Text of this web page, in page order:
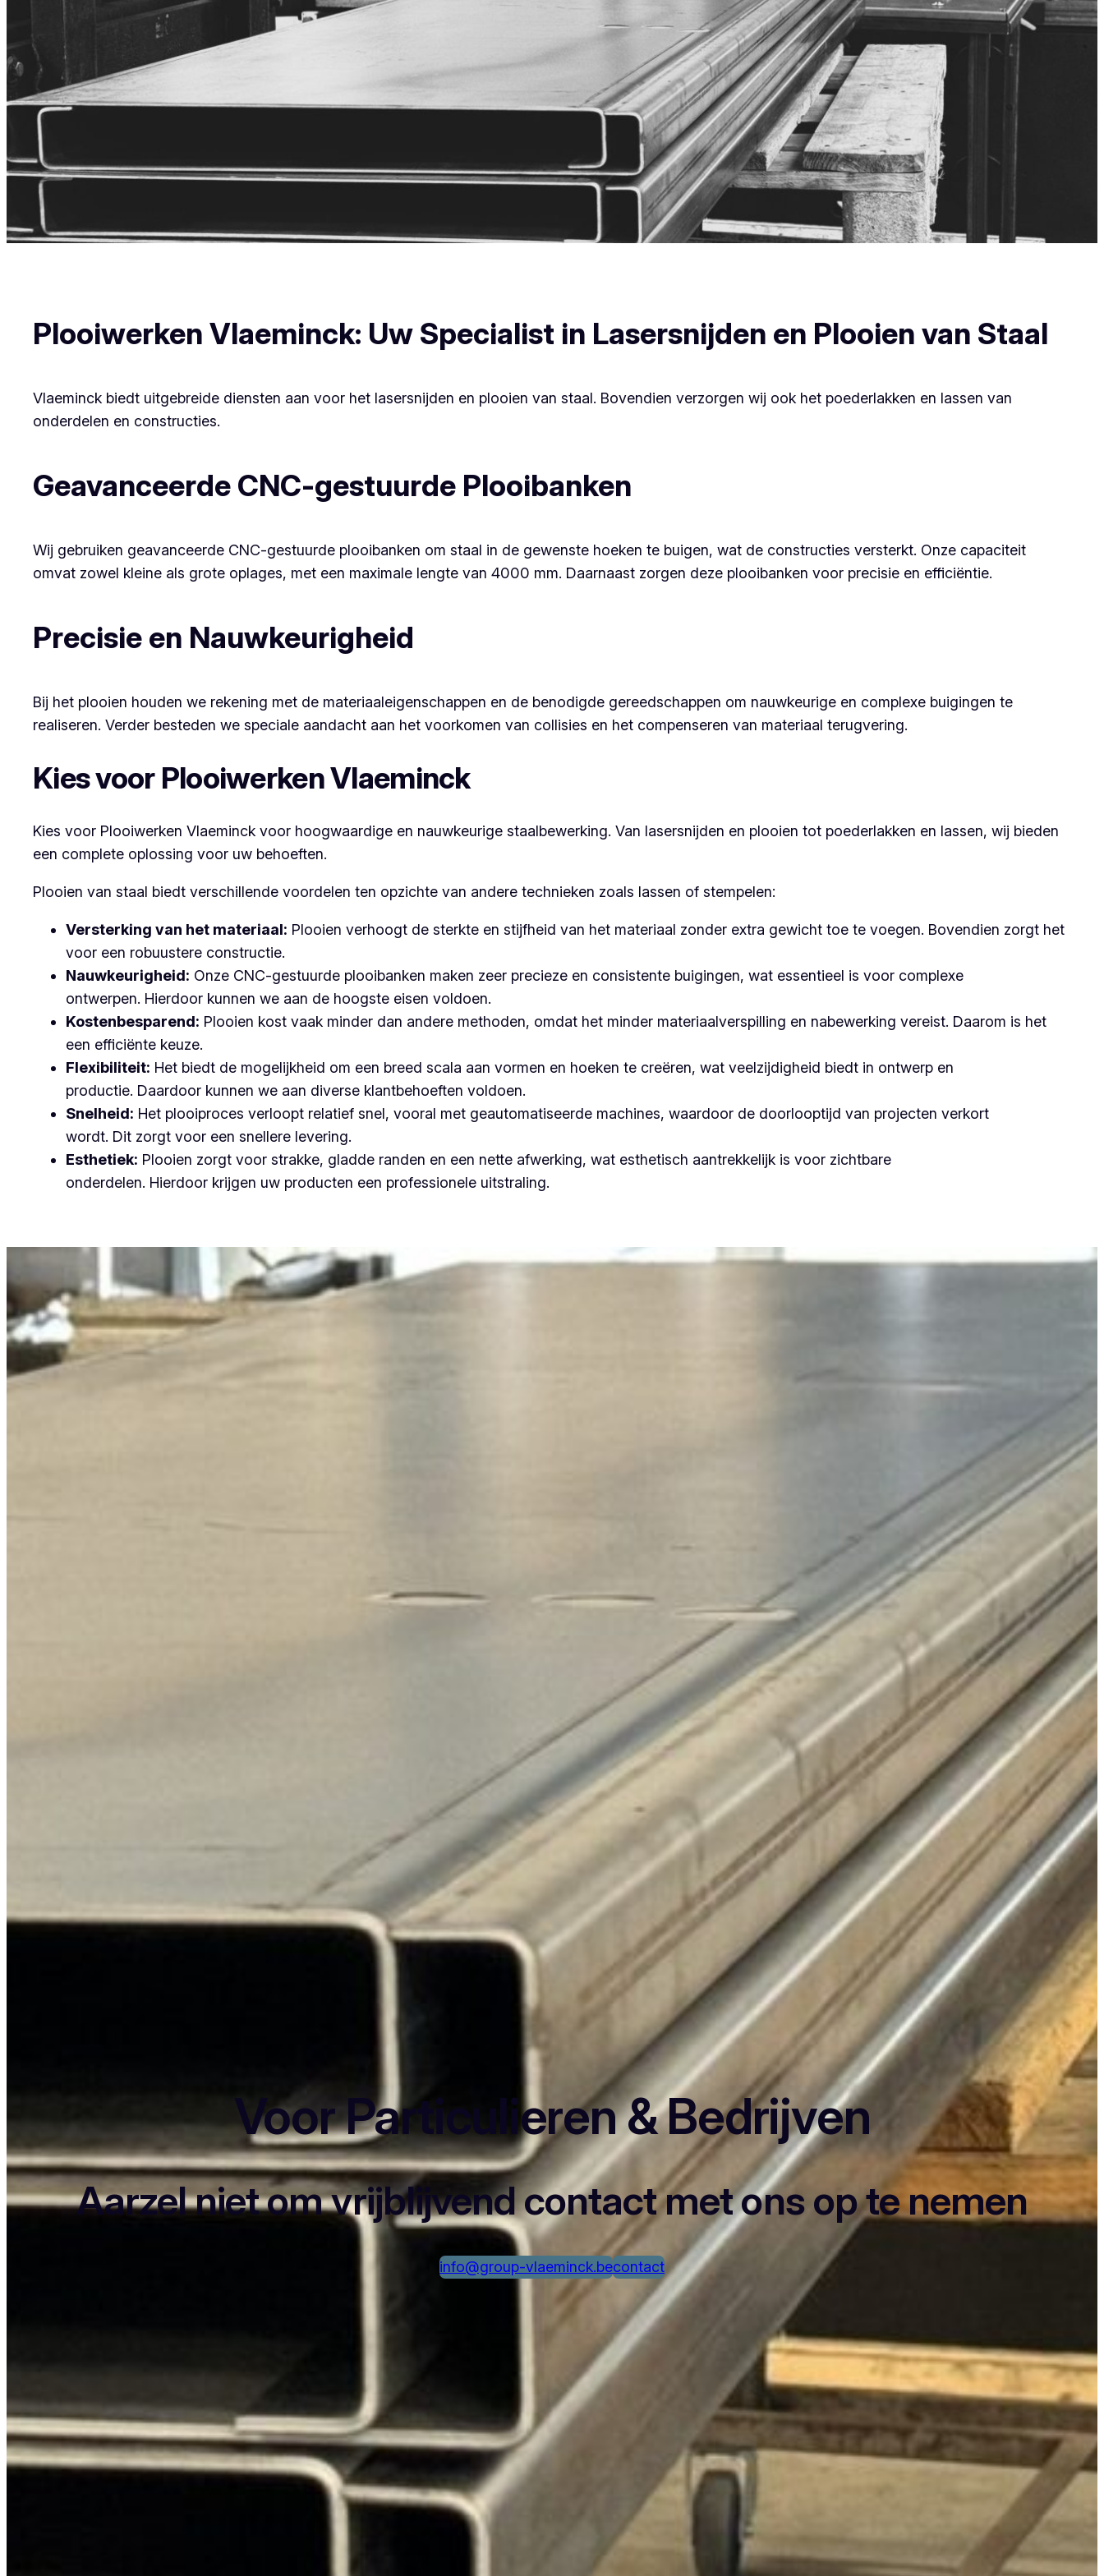
Plooiwerken Vlaeminck: Uw Specialist in Lasersnijden en Plooien van Staal
Vlaeminck biedt uitgebreide diensten aan voor het lasersnijden en plooien van staal. Bovendien verzorgen wij ook het poederlakken en lassen van
onderdelen en constructies.
Geavanceerde CNC-gestuurde Plooibanken
Wij gebruiken geavanceerde CNC-gestuurde plooibanken om staal in de gewenste hoeken te buigen, wat de constructies versterkt. Onze capaciteit
omvat zowel kleine als grote oplages, met een maximale lengte van 4000 mm. Daarnaast zorgen deze plooibanken voor precisie en efficiëntie.
Precisie en Nauwkeurigheid
Bij het plooien houden we rekening met de materiaaleigenschappen en de benodigde gereedschappen om nauwkeurige en complexe buigingen te
realiseren. Verder besteden we speciale aandacht aan het voorkomen van collisies en het compenseren van materiaal terugvering.
Kies voor Plooiwerken Vlaeminck
Kies voor Plooiwerken Vlaeminck voor hoogwaardige en nauwkeurige staalbewerking. Van lasersnijden en plooien tot poederlakken en lassen, wij bieden
een complete oplossing voor uw behoeften.
Plooien van staal biedt verschillende voordelen ten opzichte van andere technieken zoals lassen of stempelen:
Versterking van het materiaal: Plooien verhoogt de sterkte en stijfheid van het materiaal zonder extra gewicht toe te voegen. Bovendien zorgt het
voor een robuustere constructie.
Nauwkeurigheid: Onze CNC-gestuurde plooibanken maken zeer precieze en consistente buigingen, wat essentieel is voor complexe
ontwerpen. Hierdoor kunnen we aan de hoogste eisen voldoen.
Kostenbesparend: Plooien kost vaak minder dan andere methoden, omdat het minder materiaalverspilling en nabewerking vereist. Daarom is het
een efficiënte keuze.
Flexibiliteit: Het biedt de mogelijkheid om een breed scala aan vormen en hoeken te creëren, wat veelzijdigheid biedt in ontwerp en
productie. Daardoor kunnen we aan diverse klantbehoeften voldoen.
Snelheid: Het plooiproces verloopt relatief snel, vooral met geautomatiseerde machines, waardoor de doorlooptijd van projecten verkort
wordt. Dit zorgt voor een snellere levering.
Esthetiek: Plooien zorgt voor strakke, gladde randen en een nette afwerking, wat esthetisch aantrekkelijk is voor zichtbare
onderdelen. Hierdoor krijgen uw producten een professionele uitstraling.
Voor Particulieren & Bedrijven
Aarzel niet om vrijblijvend contact met ons op te nemen
info@group-vlaeminck.becontact